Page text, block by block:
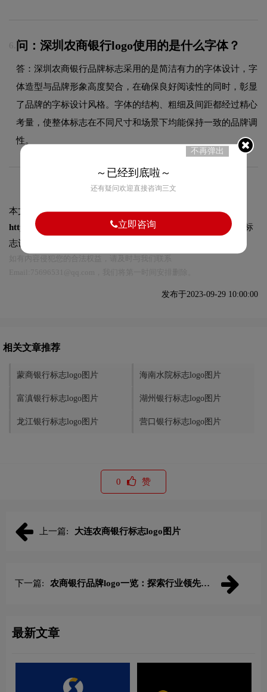
6. 问：深圳农商银行logo使用的是什么字体？
答：深圳农商银行品牌标志采用的是简洁有力的字体设计，字
体造型与品牌形象高度契合，在确保良好阅读性的同时，彰显
了品牌的字标设计风格。字体的结构、粗细及间距都经过精心
考量，使整体标志在不同尺寸和场景下均能保持一致的品牌调
性。
本文标题和链接深圳农商银行标志logo图片:
https://logo9.net/works/11609.html转载时请注明出处为诗宸标
志设计及本链接!
发布于2023-09-29 10:00:00
相关文章推荐
蒙商银行标志logo图片 海南水院标志logo图片
富滇银行标志logo图片 湖州银行标志logo图片
龙江银行标志logo图片 营口银行标志logo图片
0 赞
上一篇: 大连农商银行标志logo图片
下一篇:
农商银行品牌logo一览：探索行业领先品
最新文章
不再弹出
～已经到底啦～
还有疑问欢迎直接咨询三文
立即咨询